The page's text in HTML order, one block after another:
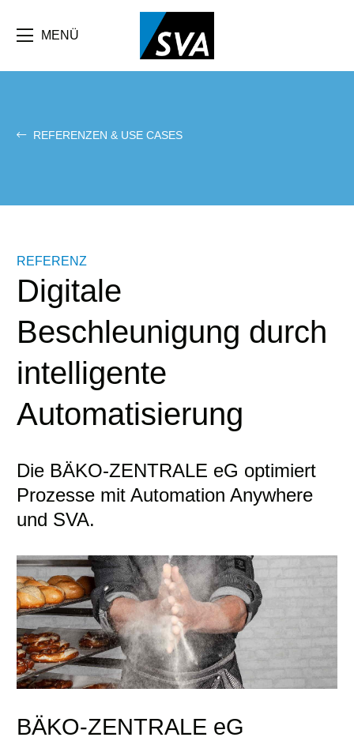
Inhalt
MENÜ
REFERENZEN & USE CASES
REFERENZ
Digitale
Beschleunigung durch
intelligente
Automatisierung
Die BÄKO-ZENTRALE eG optimiert
Prozesse mit Automation Anywhere
und SVA.
BÄKO-ZENTRALE eG